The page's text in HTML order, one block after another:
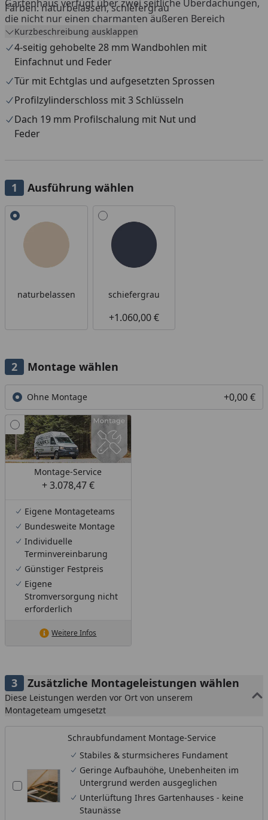
Gartenhaus verfügt über zwei seitliche Überdachungen,
die nicht nur einen charmanten äußeren Bereich
schaffen, sondern auch zusätzlichen Schutz vor Sonne
und leichtem Regen bieten. Die Konstruktion besteht
aus hochwertigem nordischem Fichtenholz, das nicht
nur langlebig ist, sondern auch eine warme und
ansprechende Optik verleiht.
Farben: naturbelassen, schiefergrau
Kurzbeschreibung ausklappen
4-seitig gehobelte 28 mm Wandbohlen mit
Einfachnut und Feder
Tür mit Echtglas und aufgesetzten Sprossen
Profilzylinderschloss mit 3 Schlüsseln
Dach 19 mm Profilschalung mit Nut und
Feder
Ausführung wählen
Alle anzeigen (2)
naturbelassen schiefergrau
+1.060,00 €
Montage wählen
Ohne Montage +0,00 €
Montage-Service
+ 3.078,47 €
Eigene Montageteams
Bundesweite Montage
Individuelle
Terminvereinbarung
Günstiger Festpreis
Eigene
Stromversorgung nicht
erforderlich
Weitere Infos
Zusätzliche Montageleistungen wählen
Diese Leistungen werden vor Ort von unserem
Montageteam umgesetzt
Schraubfundament Montage-Service
Stabiles & sturmsicheres Fundament
Geringe Aufbauhöhe, Unebenheiten im
Untergrund werden ausgeglichen
Unterlüftung Ihres Gartenhauses - keine
Staunässe